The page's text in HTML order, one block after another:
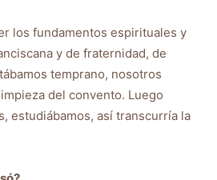
los fundamentos espirituales y
y de fraternidad, de
temprano, nosotros
del convento. Luego
estudiábamos, así transcurría la